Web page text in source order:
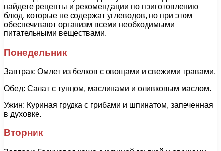
найдете рецепты и рекомендации по приготовлению
блюд, которые не содержат углеводов, но при этом
обеспечивают организм всеми необходимыми
питательными веществами.
Понедельник
Завтрак: Омлет из белков с овощами и свежими травами.
Обед: Салат с тунцом, маслинами и оливковым маслом.
Ужин: Куриная грудка с грибами и шпинатом, запеченная
в духовке.
Вторник